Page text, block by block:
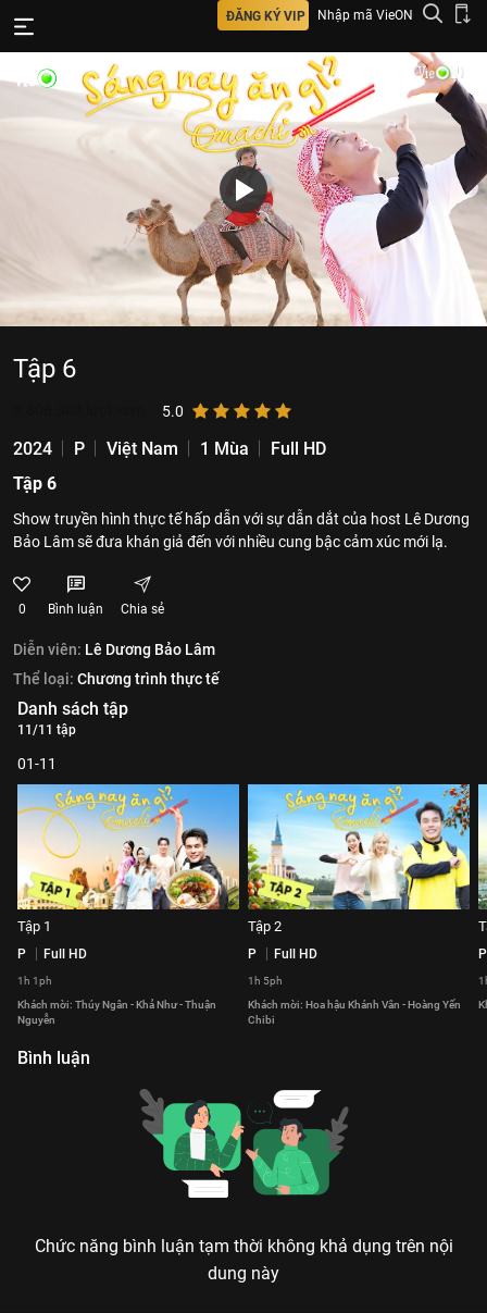
ĐĂNG KÝ VIP Nhập mã VieON
Tập 6
5.0
2024 P Việt Nam 1 Mùa
Full HD
Tập 6
Show truyền hình thực tế hấp dẫn với sự dẫn dắt của host Lê Dương
Bảo Lâm sẽ đưa khán giả đến với nhiều cung bậc cảm xúc mới lạ.
0 Bình luận Chia sẻ
Diễn viên: Lê Dương Bảo Lâm
Thể loại: Chương trình thực tế
Danh sách tập
11/11 tập
01-11
Tập 1
P Full HD
1h 1ph
Khách mời: Thúy Ngân - Khả Như - Thuận
Nguyễn
Tập 2
P Full HD
1h 5ph
Khách mời: Hoa hậu Khánh Vân - Hoàng Yến
Chibi
P
Bình luận
Chức năng bình luận tạm thời không khả dụng trên nội
dung này